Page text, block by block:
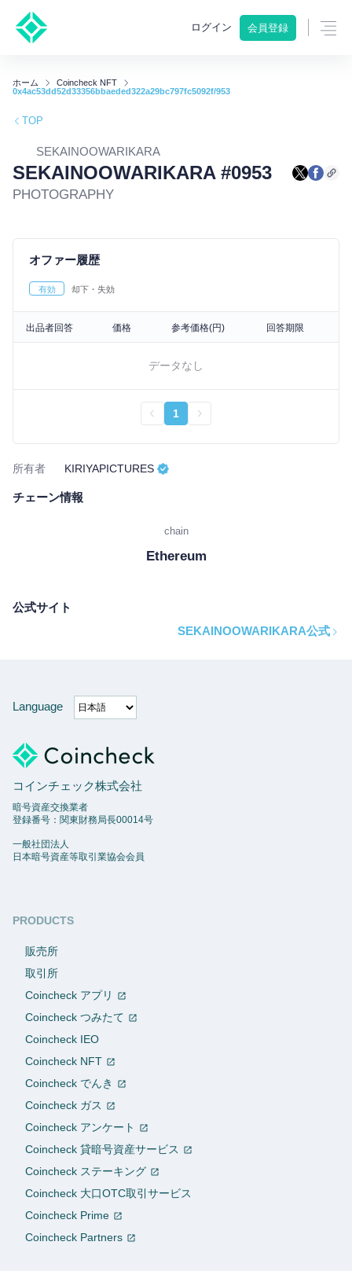
ログイン 会員登録
ホーム
Coincheck NFT
0x4ac53dd52d33356bbaeded322a29bc797fc5092f/953
TOP
SEKAINOOWARIKARA
SEKAINOOWARIKARA #0953
PHOTOGRAPHY
オファー履歴
有効 却下・失効
出品者回答 価格 参考価格(円) 回答期限
データなし
1
所有者 KIRIYAPICTURES
チェーン情報
chain
Ethereum
公式サイト
SEKAINOOWARIKARA公式
Language
コインチェック株式会社
暗号資産交換業者
登録番号：関東財務局長00014号
一般社団法人
日本暗号資産等取引業協会会員
PRODUCTS
販売所
取引所
Coincheck アプリ
Coincheck つみたて
Coincheck IEO
Coincheck NFT
Coincheck でんき
Coincheck ガス
Coincheck アンケート
Coincheck 貸暗号資産サービス
Coincheck ステーキング
Coincheck 大口OTC取引サービス
Coincheck Prime
Coincheck Partners